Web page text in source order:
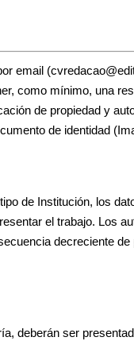
email (
como mínimo, una
de propiedad y
de identidad
de Institución, los
el trabajo. Los
decreciente
deberán ser